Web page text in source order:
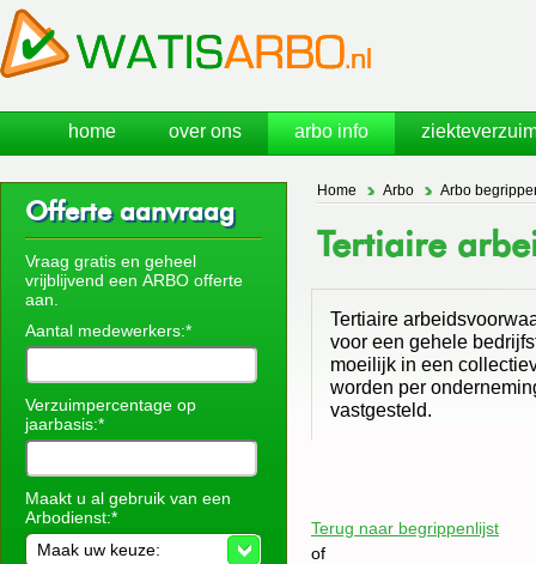
Home Arbo Arbo
Tertiaire
Tertiaire
voor een gehele
moeilijk in een
worden per
vastgesteld.
Terug naar begrippenlijst
of
Offerte aanvraag
Vraag gratis en geheel
vrijblijvend een ARBO offerte
aan.
Aantal medewerkers:*
Verzuimpercentage op
jaarbasis:*
Maakt u al gebruik van een
Arbodienst:*
Maak uw keuze:
home over ons arbo info